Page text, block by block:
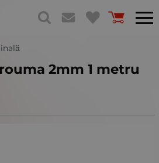
2mm 1 metru